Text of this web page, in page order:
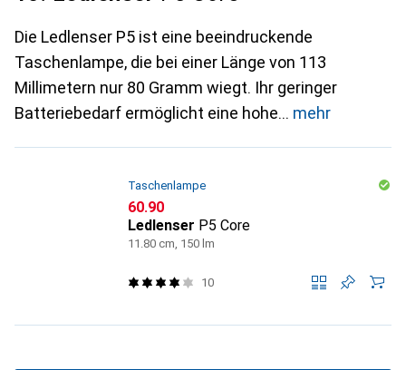
Die Ledlenser P5 ist eine beeindruckende
Taschenlampe, die bei einer Länge von 113
Millimetern nur 80 Gramm wiegt. Ihr geringer
Batteriebedarf ermöglicht eine hohe
mehr
Taschenlampe
CHF
60.90
Ledlenser P5 Core
11.80 cm, 150 lm
10